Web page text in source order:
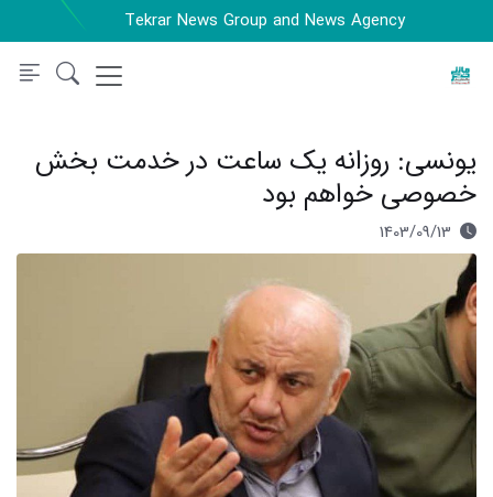
Tekrar News Group and News Agency
یونسی: روزانه یک ساعت در خدمت بخش
خصوصی خواهم بود
1403/09/13